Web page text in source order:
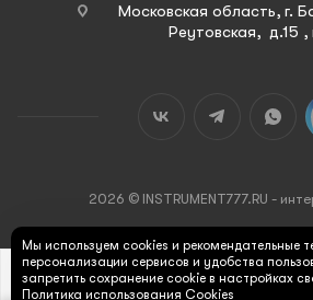
Московская область, г.
Реутовская, д.15 ,
2026 © INSTRUMENT777.RU -
Мы используем cookies и рекомендательные
персонализации сервисов и удобства
запретить сохранение cookie в настройках
Политика использования Cookies